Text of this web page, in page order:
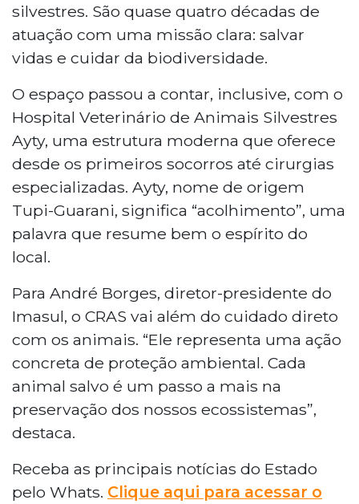
silvestres. São quase quatro décadas de
atuação com uma missão clara: salvar
vidas e cuidar da biodiversidade.
O espaço passou a contar, inclusive, com o
Hospital Veterinário de Animais Silvestres
Ayty, uma estrutura moderna que oferece
desde os primeiros socorros até cirurgias
especializadas. Ayty, nome de origem
Tupi-Guarani, significa “acolhimento”, uma
palavra que resume bem o espírito do
local.
Para André Borges, diretor-presidente do
Imasul, o CRAS vai além do cuidado direto
com os animais. “Ele representa uma ação
concreta de proteção ambiental. Cada
animal salvo é um passo a mais na
preservação dos nossos ecossistemas”,
destaca.
Receba as principais notícias do Estado
pelo Whats. Clique aqui para acessar o